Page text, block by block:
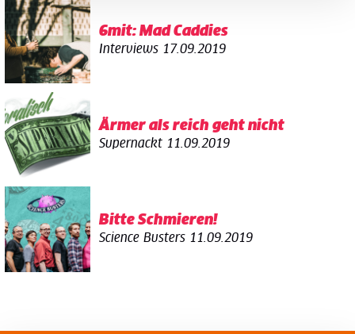
6mit: Mad Caddies
Interviews 17.09.2019
Ärmer als reich geht nicht
Supernackt 11.09.2019
Bitte Schmieren!
Science Busters 11.09.2019